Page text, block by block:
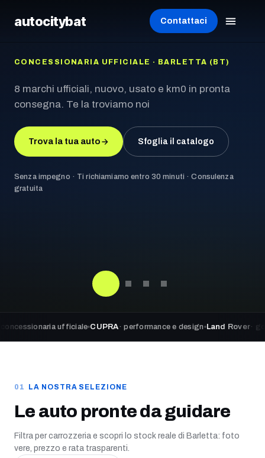
autocitybat Contattaci
CONCESSIONARIA UFFICIALE · BARLETTA (BT)
8 marchi ufficiali, nuovo, usato e km0 in pronta
consegna. Te la troviamo noi
Trova la tua auto Sfoglia il catalogo
Senza impegno · Ti richiamiamo entro 30 minuti · Consulenza
gratuita
ufficiale CUPRA· performance e design Land Rover· go beyond
LA NOSTRA SELEZIONE
Le auto pronte da guidare
Filtra per carrozzeria e scopri lo stock reale di Barletta: foto
vere, prezzo e rata trasparenti.